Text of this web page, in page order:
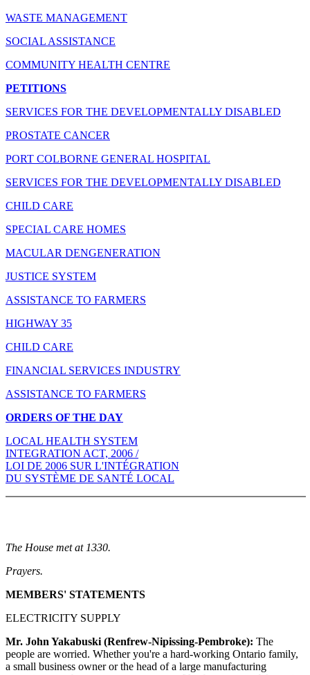
WASTE MANAGEMENT
SOCIAL ASSISTANCE
COMMUNITY HEALTH CENTRE
PETITIONS
SERVICES FOR THE DEVELOPMENTALLY DISABLED
PROSTATE CANCER
PORT COLBORNE GENERAL HOSPITAL
SERVICES FOR THE DEVELOPMENTALLY DISABLED
CHILD CARE
SPECIAL CARE HOMES
MACULAR DENGENERATION
JUSTICE SYSTEM
ASSISTANCE TO FARMERS
HIGHWAY 35
CHILD CARE
FINANCIAL SERVICES INDUSTRY
ASSISTANCE TO FARMERS
ORDERS OF THE DAY
LOCAL HEALTH SYSTEM
INTEGRATION ACT, 2006 /
LOI DE 2006 SUR L'INTÉGRATION
DU SYSTÈME DE SANTÉ LOCAL
The House met at 1330.
Prayers.
MEMBERS' STATEMENTS
ELECTRICITY SUPPLY
Mr. John Yakabuski (Renfrew-Nipissing-Pembroke): The
people are worried. Whether you're a hard-working Ontario family,
a small business owner or the head of a large manufacturing